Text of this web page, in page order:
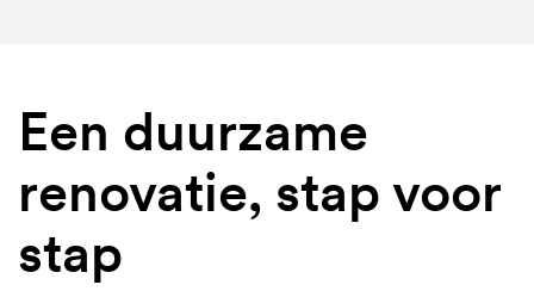
Een duurzame
renovatie, stap voor
stap